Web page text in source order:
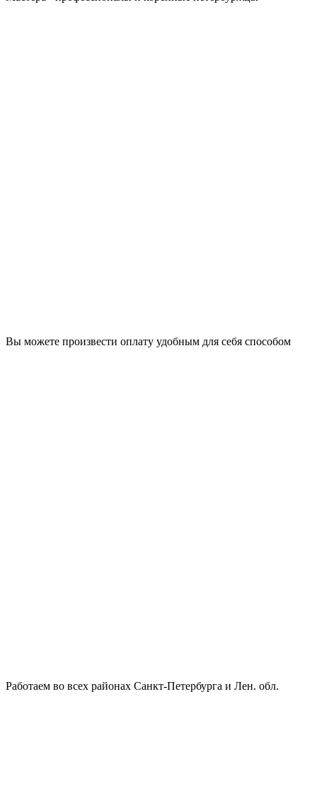
Вы можете произвести оплату удобным для себя способом
Работаем во всех районах Санкт-Петербурга и Лен. обл.